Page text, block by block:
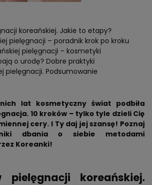
koreańskiej. Jakie to etapy?
pielęgnacji – poradnik krok po kroku
pielęgnacji – kosmetyki
o urodę? Dobre praktyki
pielęgnacji. Podsumowanie
lat kosmetyczny świat podbiła
10 kroków – tylko tyle dzieli Cię
cery. I Ty daj jej szansę! Poznaj
dbania o siebie metodami
Koreanki!
pielęgnacji koreańskiej.